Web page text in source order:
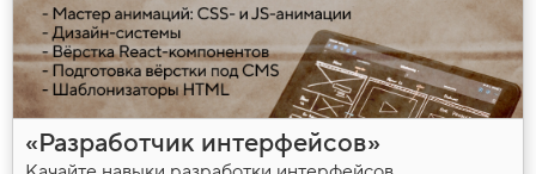
«Разработчик интерфейсов»